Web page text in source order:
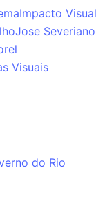
Impacto Visual
Jose Severiano
Visuais
do Rio